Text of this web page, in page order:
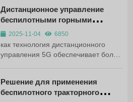
других контролируемых средах. В
отличие от традиционных
маршрутки без водителя полностью
полагаются на бортовые
интеллектуальные системы и
Дистанционное управление
беспилотными горными
грузовиками с поддержкой 5G
2025-11-04 6850
как технология дистанционного
управления 5G обеспечивает более
на открытых горных работах.
Полное руководство по решению.
Решение для применения
беспилотного тракторного